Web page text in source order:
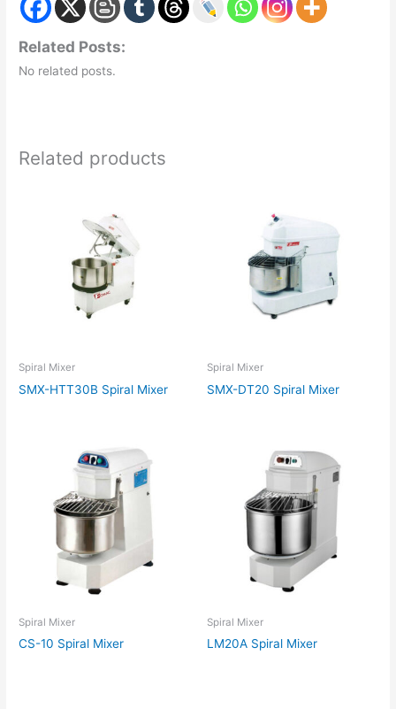
Related Posts:
No related posts.
Related products
Spiral Mixer
SMX-HTT30B Spiral Mixer
Spiral Mixer
SMX-DT20 Spiral Mixer
Spiral Mixer
CS-10 Spiral Mixer
Spiral Mixer
LM20A Spiral Mixer